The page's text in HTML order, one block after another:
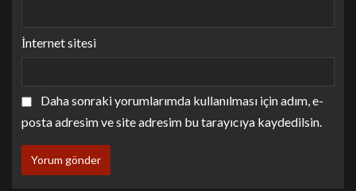
İnternet sitesi
Daha sonraki yorumlarımda kullanılması için adım, e-
posta adresim ve site adresim bu tarayıcıya kaydedilsin.